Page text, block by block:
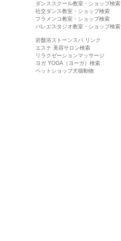
ダンススクール教室・ショップ検索
社交ダンス教室・ショップ検索
フラメンコ教室・ショップ検索
バレエスタジオ教室・ショップ検索
岩盤浴ストーンスパ リンク
エステ 美容サロン検索
リラクゼーションマッサージ
ヨガ YOGA（ヨーガ）検索
ペットショップ犬猫動物